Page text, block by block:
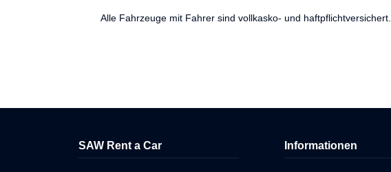
Alle Fahrzeuge mit Fahrer sind vollkasko- und haftpflichtversichert.
SAW Rent a Car Informationen